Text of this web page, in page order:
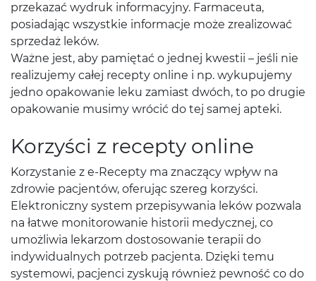
przekazać wydruk informacyjny. Farmaceuta,
posiadając wszystkie informacje może zrealizować
sprzedaż leków.
Ważne jest, aby pamiętać o jednej kwestii – jeśli nie
realizujemy całej recepty online i np. wykupujemy
jedno opakowanie leku zamiast dwóch, to po drugie
opakowanie musimy wrócić do tej samej apteki.
Korzyści z recepty online
Korzystanie z e-Recepty ma znaczący wpływ na
zdrowie pacjentów, oferując szereg korzyści.
Elektroniczny system przepisywania leków pozwala
na łatwe monitorowanie historii medycznej, co
umożliwia lekarzom dostosowanie terapii do
indywidualnych potrzeb pacjenta. Dzięki temu
systemowi, pacjenci zyskują również pewność co do